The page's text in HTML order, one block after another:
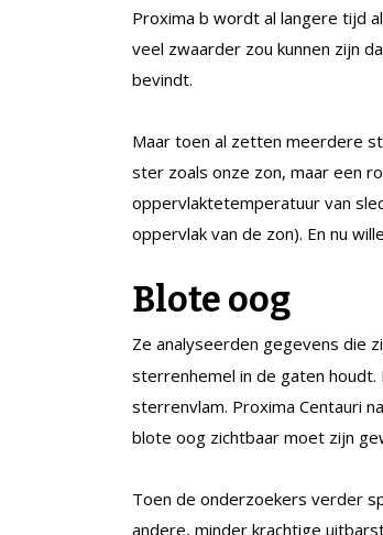
Proxima b wordt al langere tijd
veel zwaarder zou kunnen zijn
bevindt.
Maar toen al zetten meerdere
ster zoals onze zon, maar een
oppervlaktetemperatuur van
oppervlak van de zon). En nu
Blote oog
Ze analyseerden gegevens die
sterrenhemel in de gaten
sterrenvlam. Proxima Centauri
blote oog zichtbaar moet zijn
Toen de onderzoekers verder
andere, minder krachtige